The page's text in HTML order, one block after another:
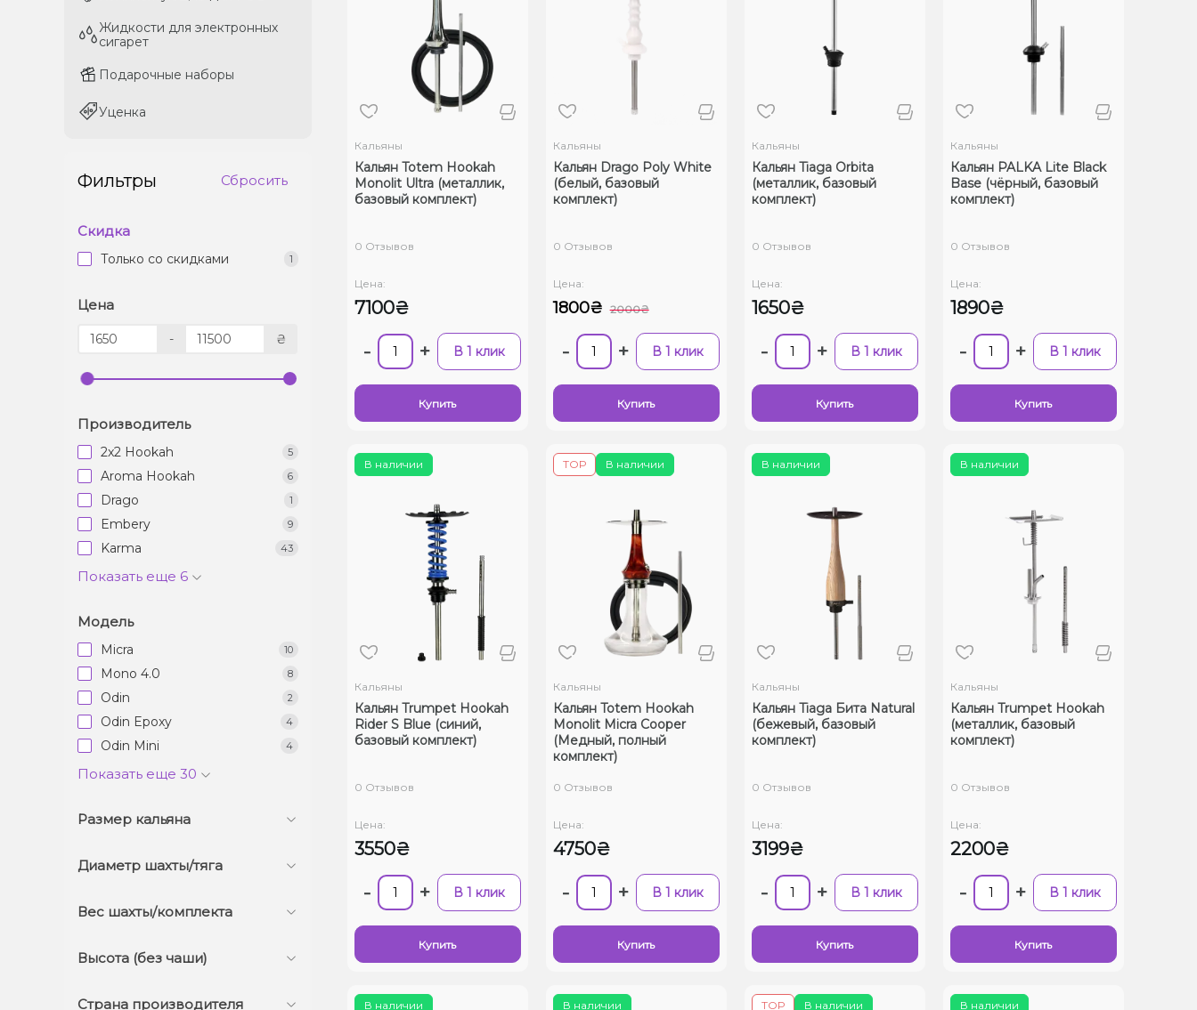
Жидкости для электронных
сигарет
Подарочные наборы
Уценка
Жидкости для электронных
сигарет
Подарочные наборы
Уценка
Фильтры Сбросить
Скидка
Только со cкидками 1
Цена
- ₴
Производитель
2x2 Hookah 5
Aroma Hookah 6
Drago 1
Embery 9
Karma 43
Показать еще 6
Модель
Micra 10
Mono 4.0 8
Odin 2
Odin Epoxy 4
Odin Mini 4
Показать еще 30
Размер кальяна
Диаметр шахты/тяга
Вес шахты/комплекта
Высота (без чаши)
Страна производителя
Кальяны
Кальян Totem Hookah
Monolit Ultra (металлик,
базовый комплект)
0 Отзывов
Цена:
7100₴
- + В 1 клик
Купить
Кальяны
Кальян Drago Poly White
(белый, базовый
комплект)
0 Отзывов
Цена:
1800₴ 2000₴
- + В 1 клик
Купить
Кальяны
Кальян Tiaga Orbita
(металлик, базовый
комплект)
0 Отзывов
Цена:
1650₴
- + В 1 клик
Купить
Кальяны
Кальян PALKA Lite Black
Base (чёрный, базовый
комплект)
0 Отзывов
Цена:
1890₴
- + В 1 клик
Купить
В наличии
Кальяны
Кальян Trumpet Hookah
Rider S Blue (синий,
базовый комплект)
0 Отзывов
Цена:
3550₴
- + В 1 клик
Купить
В наличии
ТОР
Кальяны
Кальян Totem Hookah
Monolit Micra Cooper
(Медный, полный
комплект)
0 Отзывов
Цена:
4750₴
- + В 1 клик
Купить
В наличии
Кальяны
Кальян Tiaga Бита Natural
(бежевый, базовый
комплект)
0 Отзывов
Цена:
3199₴
- + В 1 клик
Купить
В наличии
Кальяны
Кальян Trumpet Hookah
(металлик, базовый
комплект)
0 Отзывов
Цена:
2200₴
- + В 1 клик
Купить
В наличии В наличии В наличии
ТОР В наличии